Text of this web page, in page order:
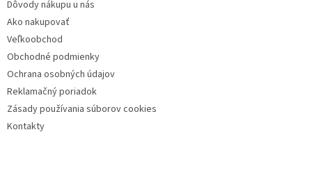
Dôvody nákupu u nás
Ako nakupovať
Veľkoobchod
Obchodné podmienky
Ochrana osobných údajov
Reklamačný poriadok
Zásady používania súborov cookies
Kontakty